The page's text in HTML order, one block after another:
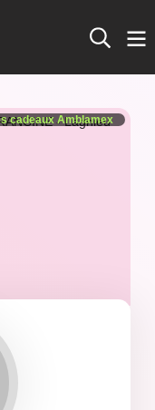
cadeaux Amblamex
- Lagnieu